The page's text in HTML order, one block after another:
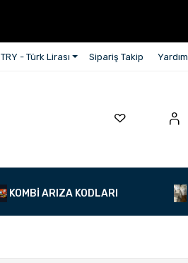
TRY - Türk Lirası Sipariş Takip Yardım
KOMBİ ARIZA KODLARI